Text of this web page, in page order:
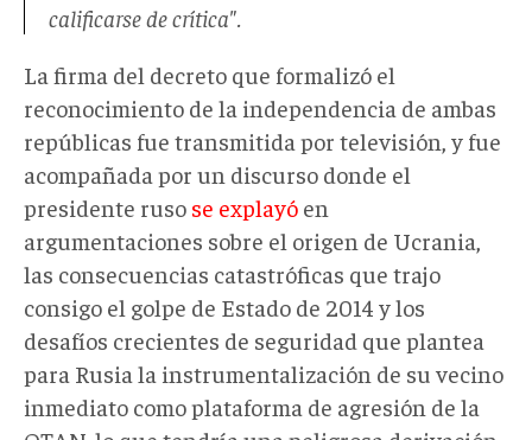
calificarse de crítica".
La firma del decreto que formalizó el
reconocimiento de la independencia de ambas
repúblicas fue transmitida por televisión, y fue
acompañada por un discurso donde el
presidente ruso se explayó en
argumentaciones sobre el origen de Ucrania,
las consecuencias catastróficas que trajo
consigo el golpe de Estado de 2014 y los
desafíos crecientes de seguridad que plantea
para Rusia la instrumentalización de su vecino
inmediato como plataforma de agresión de la